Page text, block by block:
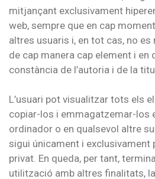
mitjançant exclusivament
web, sempre que en cap
altres usuaris i, en tot cas, no
de cap manera cap element i
constància de l’autoria i de la
L’usuari pot visualitzar tots els
copiar-los i emmagatzemar-los
ordinador o en qualsevol altre
sigui únicament i exclusivament
privat. En queda, per tant,
utilització amb altres finalitats,